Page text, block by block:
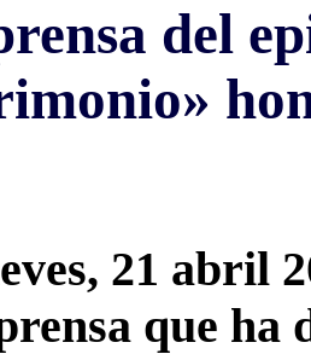
del
21 abril
que ha